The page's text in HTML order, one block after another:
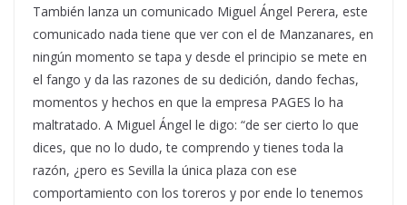
También lanza un comunicado Miguel Ángel Perera, este
comunicado nada tiene que ver con el de Manzanares, en
ningún momento se tapa y desde el principio se mete en
el fango y da las razones de su dedición, dando fechas,
momentos y hechos en que la empresa PAGES lo ha
maltratado. A Miguel Ángel le digo: “de ser cierto lo que
dices, que no lo dudo, te comprendo y tienes toda la
razón, ¿pero es Sevilla la única plaza con ese
comportamiento con los toreros y por ende lo tenemos